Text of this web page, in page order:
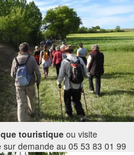
touristiqueou visite
sur demande au 05 53 83 01 99